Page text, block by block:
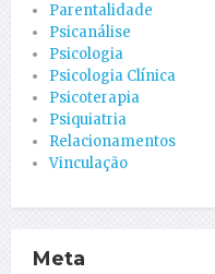
Parentalidade
Psicanálise
Psicologia
Psicologia Clínica
Psicoterapia
Psiquiatria
Relacionamentos
Vinculação
Meta